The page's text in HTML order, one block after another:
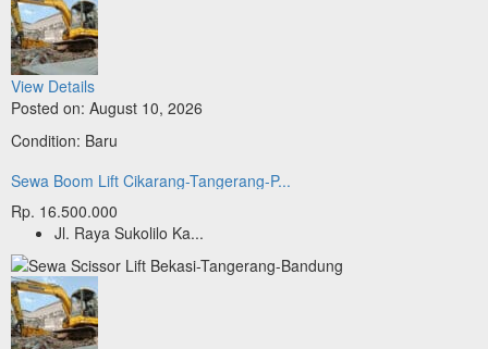
View Details
Posted on: August 10, 2026
Condition: Baru
Sewa Boom Lift Cikarang-Tangerang-P...
Rp. 16.500.000
Jl. Raya Sukolilo Ka...